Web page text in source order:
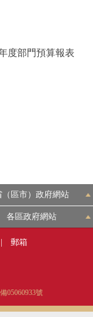
度部門預算報表
（區市）政府網站
各區政府網站
郵箱
05060933號